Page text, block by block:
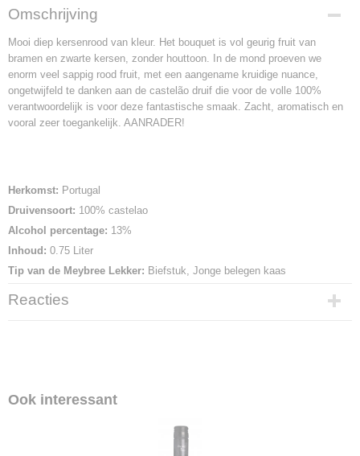
Productcode
29
Omschrijving
Mooi diep kersenrood van kleur. Het bouquet is vol geurig fruit van
bramen en zwarte kersen, zonder houttoon. In de mond proeven we
enorm veel sappig rood fruit, met een aangename kruidige nuance,
ongetwijfeld te danken aan de castelão druif die voor de volle 100%
verantwoordelijk is voor deze fantastische smaak. Zacht, aromatisch en
vooral zeer toegankelijk. AANRADER!
Herkomst: Portugal
Druivensoort: 100% castelao
Alcohol percentage: 13%
Inhoud: 0.75 Liter
Tip van de Meybree Lekker: Biefstuk, Jonge belegen kaas
Reacties
Ook interessant